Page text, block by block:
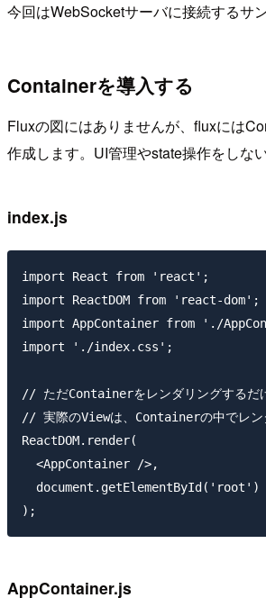
今回はWebSocketサーバに接続するサ
Containerを導入する
Fluxの図にはありませんが、fluxには
作成します。UI管理やstate操作をしな
index.js
import React from 'react';
import ReactDOM from 'react-dom';
import AppContainer from './
import './index.css';
// ただContainerをレンダリングするだ
// 実際のViewは、Containerの中でレン
ReactDOM.render(
  <AppContainer />,
  document.getElementById('root')
AppContainer.js